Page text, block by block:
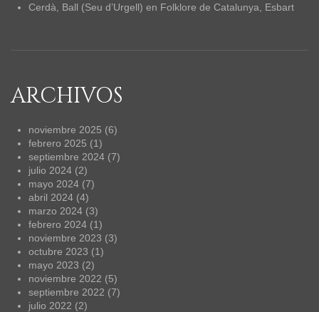
Cerdà, Ball (Seu d’Urgell) en Folklore de Catalunya, Esbart
ARCHIVOS
noviembre 2025 (6)
febrero 2025 (1)
septiembre 2024 (7)
julio 2024 (2)
mayo 2024 (7)
abril 2024 (4)
marzo 2024 (3)
febrero 2024 (1)
noviembre 2023 (3)
octubre 2023 (1)
mayo 2023 (2)
noviembre 2022 (5)
septiembre 2022 (7)
julio 2022 (2)